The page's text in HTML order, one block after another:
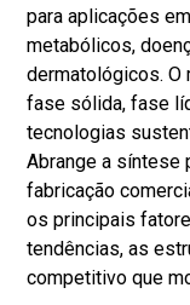
para aplicações
metabólicos,
dermatológicos.
fase sólida, fase
tecnologias
Abrange a síntese
fabricação
os principais
tendências, as
competitivo que